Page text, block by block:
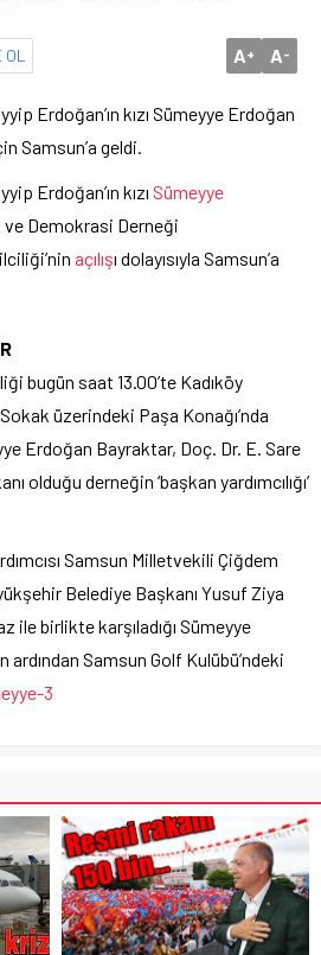
A+ A-
Erdoğan’ın kızı Sümeyye Erdoğan
Samsun’a geldi.
Erdoğan’ın kızı Sümeyye
ve Demokrasi Derneği
açılışı dolayısıyla Samsun’a
bugün saat 13.00’te Kadıköy
üzerindeki Paşa Konağı’nda
Erdoğan Bayraktar, Doç. Dr. E. Sare
olduğu derneğin ‘başkan yardımcılığı’
Samsun Milletvekili Çiğdem
Belediye Başkanı Yusuf Ziya
ile birlikte karşıladığı Sümeyye
ardından Samsun Golf Kulübü’ndeki